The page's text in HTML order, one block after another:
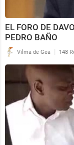
EL FORO DE
PEDRO BAÑO
Vilma de Gea | 148